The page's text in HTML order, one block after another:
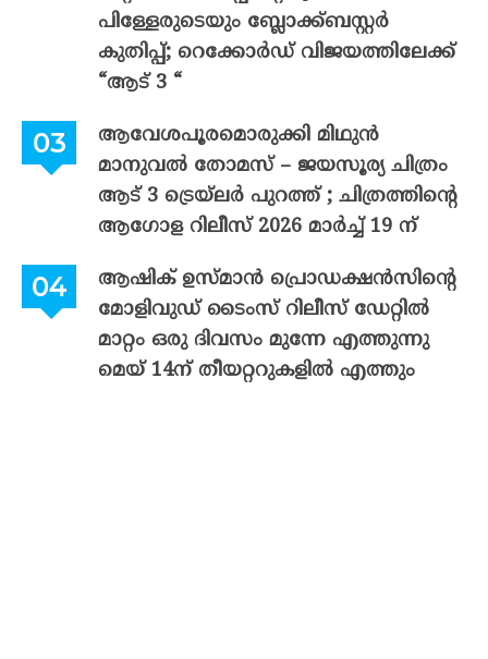
പിള്ളേരുടെയും ബ്ലോക്ക്ബസ്റ്റർ
കുതിപ്പ്; റെക്കോർഡ് വിജയത്തിലേക്ക്
“ആട് 3 “
ആവേശപൂരമൊരുക്കി മിഥുൻ
മാനുവൽ തോമസ് – ജയസൂര്യ ചിത്രം
ആട് 3 ട്രെയ്‌ലർ പുറത്ത് ; ചിത്രത്തിന്റെ
ആഗോള റിലീസ് 2026 മാർച്ച് 19 ന്
ആഷിക് ഉസ്മാൻ പ്രൊഡക്ഷൻസിന്റെ
മോളിവുഡ് ടൈംസ് റിലീസ് ഡേറ്റിൽ
മാറ്റം ഒരു ദിവസം മുന്നേ എത്തുന്നു
മെയ് 14ന് തീയറ്ററുകളിൽ എത്തും